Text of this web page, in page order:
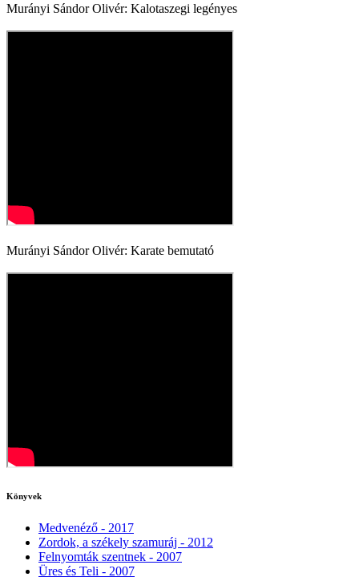
Murányi Sándor Olivér: Kalotaszegi legényes
Murányi Sándor Olivér: Karate bemutató
Könyvek
Medvenéző - 2017
Zordok, a székely szamuráj - 2012
Felnyomták szentnek - 2007
Üres és Teli - 2007